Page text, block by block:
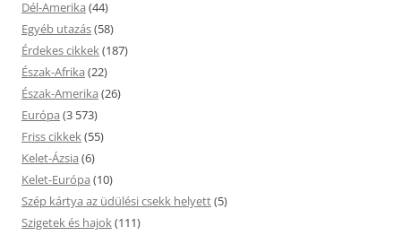
Dél-Amerika (44)
Egyéb utazás(58)
Érdekes cikkek(187)
Észak-Afrika (22)
Észak-Amerika (26)
Európa (3 573)
Friss cikkek(55)
Kelet-Ázsia (6)
Kelet-Európa (10)
Szép kártya az üdülési csekk helyett(5)
Szigetek és hajok(111)